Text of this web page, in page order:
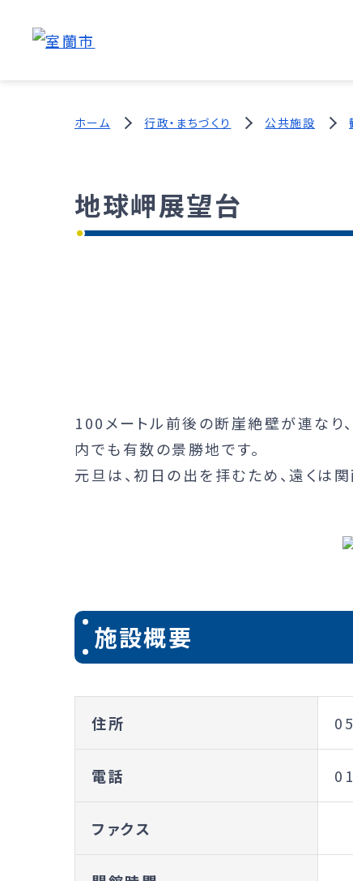
ホーム 行政・まちづくり 公共施設
地球岬展望台
100メートル前後の断崖絶壁が連なり
内でも有数の景勝地です。
元旦は、初日の出を拝むため、遠くは
施設概要
住所
電話
ファクス